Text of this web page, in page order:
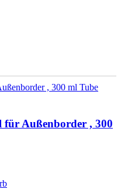
für Außenborder , 300